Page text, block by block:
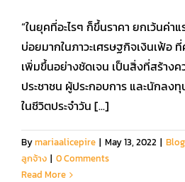
“ในยุคที่อะไรๆ ก็ขึ้นราคา ยกเว้นค่
บ่อยมากในภาวะเศรษฐกิจเงินเฟ้อ
เพิ่มขึ้นอย่างชัดเจน เป็นสิ่งที่สร้าง
ประชาชน ผู้ประกอบการ และนักลง
ในชีวิตประจำวัน [...]
Bymariaalicepire | May 13, 2022 |
ลูกจ้าง | 0 Comments
Read More